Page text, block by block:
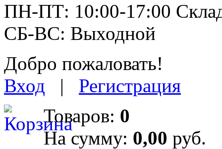
ПН-ПТ: 10:00-17:00
СБ-ВС: Выходной
Добро пожаловать!
Вход | Регистрация
Товаров: 0
На сумму: 0,00 руб.